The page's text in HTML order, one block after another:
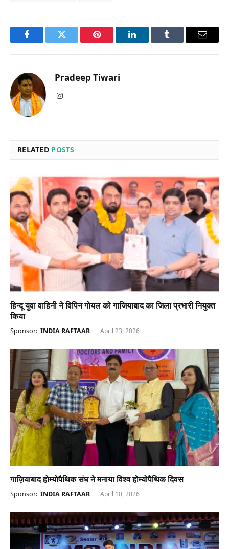
FacebookTwitter Pinterest LinkedInTumblr Email
Pradeep Tiwari
Instagram
RELATED POSTS
हिन्दू युवा वाहिनी ने विपिन गोयल को गाजियाबाद का जिला प्रभारी नियुक्त
किया
Sponsor: INDIA RAFTAAR April 23, 2026
गाज़ियाबाद होम्योपैथिक संघ ने मनाया विश्व होम्योपैथिक दिवस
Sponsor: INDIA RAFTAAR April 10, 2026